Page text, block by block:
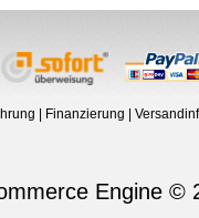
Finanzierung
Engine ©